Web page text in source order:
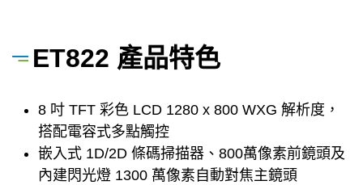
ET822 產品特色
8 吋 TFT 彩色 LCD 1280 x 800 WXG 解析度，
搭配電容式多點觸控
嵌入式 1D/2D 條碼掃描器、800萬像素前鏡頭及
內建閃光燈 1300 萬像素自動對焦主鏡頭